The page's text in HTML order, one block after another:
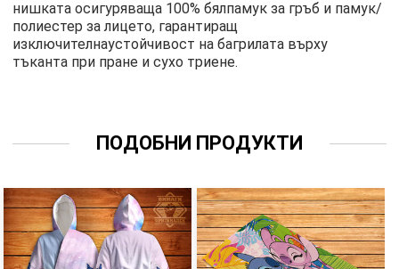
нишката осигуряваща 100% бялпамук за гръб и памук/
полиестер за лицето, гарантиращ
изключителнаустойчивост на багрилата върху
тъканта при пране и сухо триене.
ПОДОБНИ ПРОДУКТИ